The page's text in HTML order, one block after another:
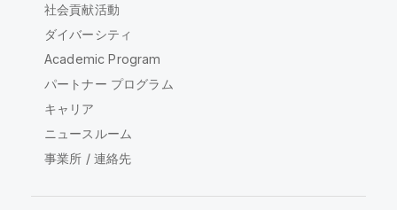
社会貢献活動
ダイバーシティ
Academic Program
パートナー プログラム
キャリア
ニュースルーム
事業所 / 連絡先